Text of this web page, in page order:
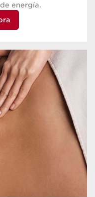
energía.